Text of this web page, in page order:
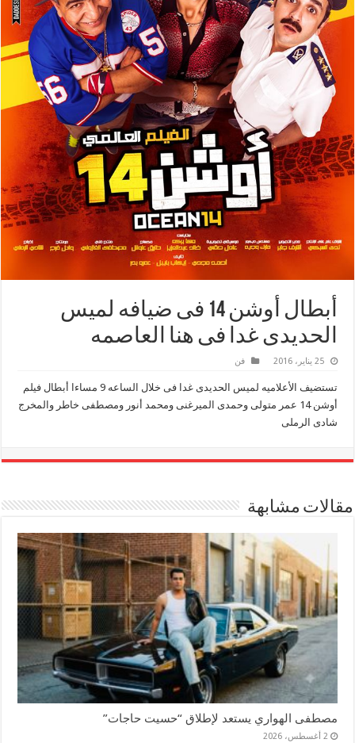
أبطال أوشن 14 فى ضيافه لميس
الحديدى غدا فى هنا العاصمه
25 يناير، 2016 فن
تستضيف الأعلاميه لميس الحديدى غدا فى خلال الساعه 9 مساءا أبطال فيلم
أوشن 14 عمر متولى وحمدى الميرغنى ومحمد أنور ومصطفى خاطر والمخرج
شادى الرملى
مقالات مشابهة
مصطفى الهواري يستعد لإطلاق “حسيت حاجات”
2 أغسطس، 2026